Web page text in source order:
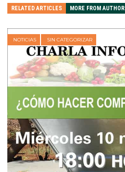
RELATED ARTICLES MORE FROM AUTHOR
NOTICIAS SIN CATEGORIZAR